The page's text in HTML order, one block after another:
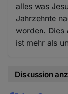
alles was
Jahrzehnte
worden. Dies
ist mehr als
Diskussion